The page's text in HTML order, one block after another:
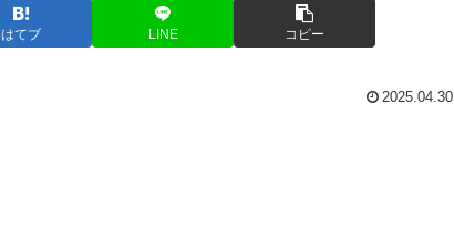
はてブ LINE コピー
2025.04.30